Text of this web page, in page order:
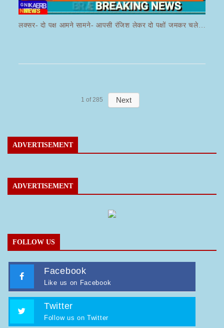
लक्सर- दो पक्ष आमने सामने- आपसी रंजिश लेकर दो पक्षों जमकर चले लाठी डंडे का वीडियो जमकर हो रहा वायरल
1 of 285 Next
ADVERTISEMENT
ADVERTISEMENT
FOLLOW US
Facebook
Like us on Facebook
Twitter
Follow us on Twitter